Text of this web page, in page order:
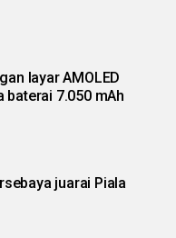
layar AMOLED
baterai 7.050 mAh
juarai Piala